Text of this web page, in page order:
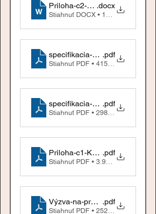
Priloha-c2-Rozpocet-Projekt-
.docx
Stiahnuť DOCX • 15KB
specifikacia-priloha-c1_vo
.pdf
Stiahnuť PDF • 415KB
specifikacia-Priloha-c1_ucto
.pdf
Stiahnuť PDF • 298KB
Priloha-c1-Komunikacna-
.pdf
Stiahnuť PDF • 3.90MB
Výzva-na-predkladanie-
.pdf
Stiahnuť PDF • 252KB